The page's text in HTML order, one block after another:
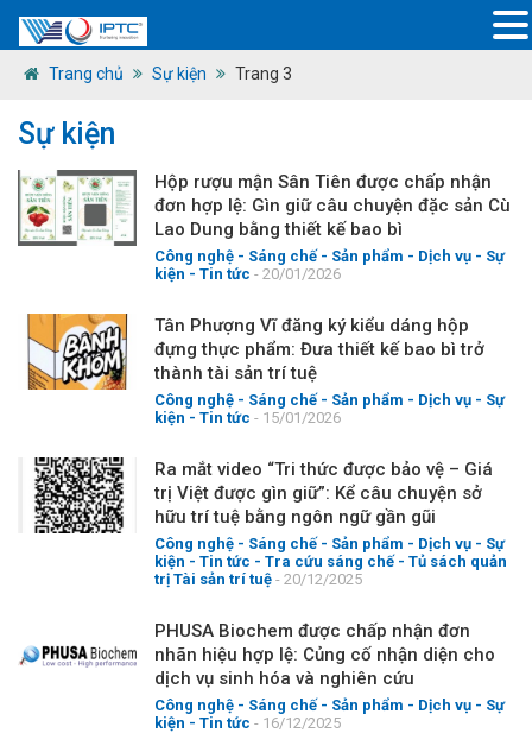
Trang chủ Sự kiện Trang 3
Sự kiện
Hộp rượu mận Sân Tiên được chấp nhận
đơn hợp lệ: Gìn giữ câu chuyện đặc sản Cù
Lao Dung bằng thiết kế bao bì
Công nghệ - Sáng chế - Sản phẩm - Dịch vụ - Sự
kiện - Tin tức - 20/01/2026
Tân Phượng Vĩ đăng ký kiểu dáng hộp
đựng thực phẩm: Đưa thiết kế bao bì trở
thành tài sản trí tuệ
Công nghệ - Sáng chế - Sản phẩm - Dịch vụ - Sự
kiện - Tin tức - 15/01/2026
Ra mắt video “Tri thức được bảo vệ – Giá
trị Việt được gìn giữ”: Kể câu chuyện sở
hữu trí tuệ bằng ngôn ngữ gần gũi
Công nghệ - Sáng chế - Sản phẩm - Dịch vụ - Sự
kiện - Tin tức - Tra cứu sáng chế- Tủ sách quản
trị Tài sản trí tuệ - 20/12/2025
PHUSA Biochem được chấp nhận đơn
nhãn hiệu hợp lệ: Củng cố nhận diện cho
dịch vụ sinh hóa và nghiên cứu
Công nghệ - Sáng chế - Sản phẩm - Dịch vụ - Sự
kiện - Tin tức - 16/12/2025